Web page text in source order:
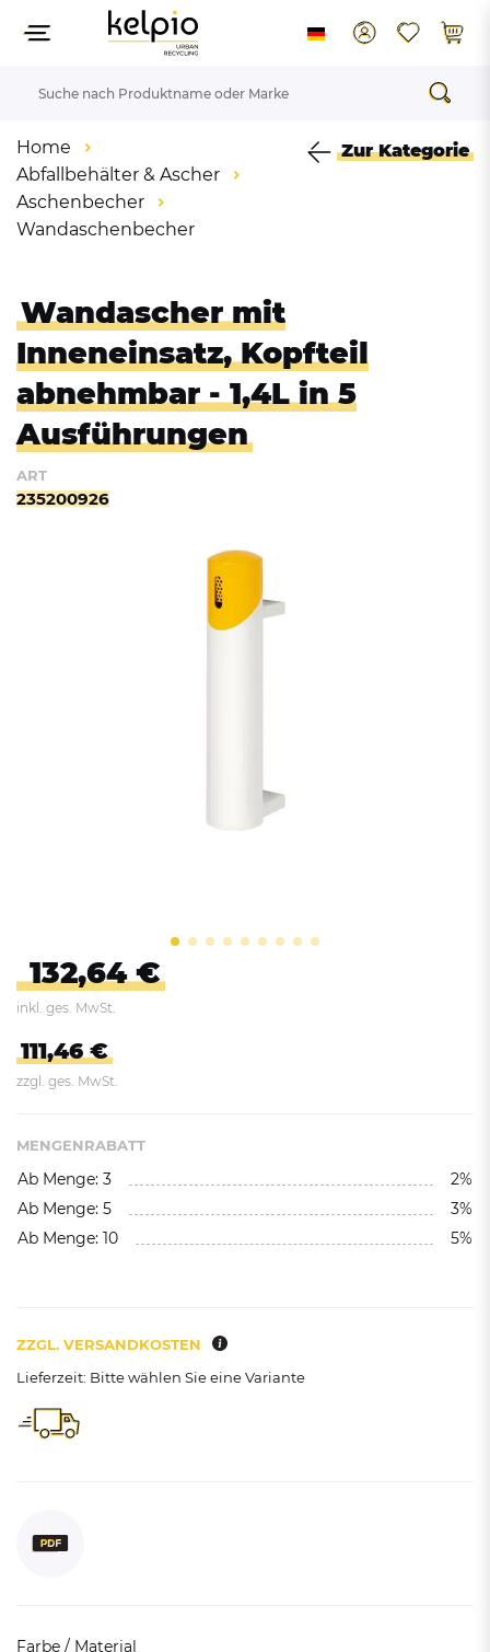
Home
Abfallbehälter & Ascher
Aschenbecher
Wandaschenbecher
Zur Kategorie
Wandascher mit
Inneneinsatz, Kopfteil
abnehmbar - 1,4L in 5
Ausführungen
ART
235200926
132,64 €
inkl. ges. MwSt.
111,46 €
zzgl. ges. MwSt.
MENGENRABATT
Ab Menge: 3
2%
Ab Menge: 5
3%
Ab Menge: 10
5%
ZZGL. VERSANDKOSTEN
Lieferzeit: Bitte wählen Sie eine Variante
Farbe / Material